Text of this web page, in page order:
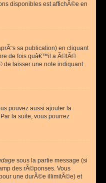
disponibles est affichÃ©e en
sa publication) en cliquant
de fois quâ€™il a Ã©tÃ©
de laisser une note indiquant
pouvez aussi ajouter la
la suite, vous pourrez
sous la partie message (si
des rÃ©ponses. Vous
une durÃ©e illimitÃ©e) et